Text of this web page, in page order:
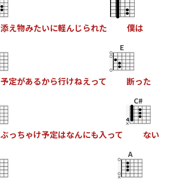
添え物みたいに軽んじられた 僕は
予定があるから行けねえって
E
断った
ぶっちゃけ予定はなんにも入って
C#
ない
A